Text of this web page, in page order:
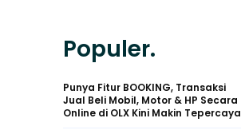
Populer.
Punya Fitur BOOKING, Transaksi
Jual Beli Mobil, Motor & HP Secara
Online di OLX Kini Makin Tepercaya